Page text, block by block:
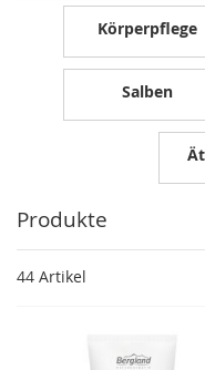
Körperpflege
Salben
Produkte
44 Artikel